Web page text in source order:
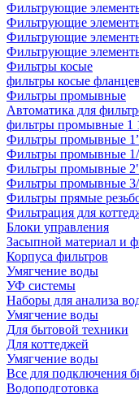
Фильтрующие
Фильтрующие
Фильтрующие
Фильтрующие
Фильтры косые
фильтры косые
Фильтры промывные
Автоматика для
фильтры промывные 1
Фильтры промывные
Фильтры промывные
Фильтры промывные
Фильтры промывные
Фильтры прямые
Фильтрация для
Блоки управления
Засыпной материал и
Корпуса фильтров
Умягчение воды
УФ системы
Наборы для анализа
Умягчение воды
Для бытовой техники
Для коттеджей
Умягчение воды
Все для подключения
Водоподготовка